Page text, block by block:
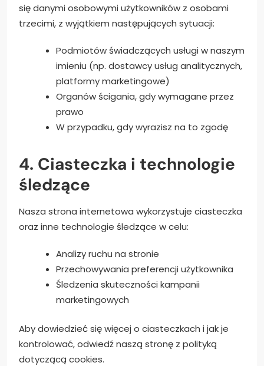
się danymi osobowymi użytkowników z osobami
trzecimi, z wyjątkiem następujących sytuacji:
Podmiotów świadczących usługi w naszym
imieniu (np. dostawcy usług analitycznych,
platformy marketingowe)
Organów ścigania, gdy wymagane przez
prawo
W przypadku, gdy wyrazisz na to zgodę
4. Ciasteczka i technologie
śledzące
Nasza strona internetowa wykorzystuje ciasteczka
oraz inne technologie śledzące w celu:
Analizy ruchu na stronie
Przechowywania preferencji użytkownika
Śledzenia skuteczności kampanii
marketingowych
Aby dowiedzieć się więcej o ciasteczkach i jak je
kontrolować, odwiedź naszą stronę z polityką
dotyczącą cookies.